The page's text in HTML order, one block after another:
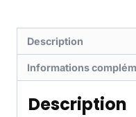
Description
Informations
Description